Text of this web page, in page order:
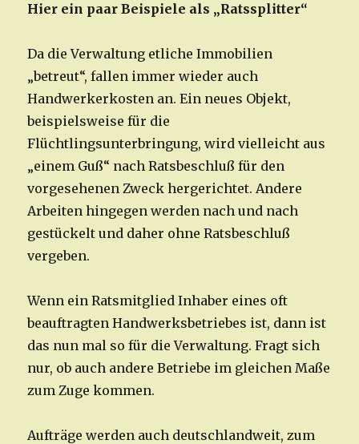
Hier ein paar Beispiele als „Ratssplitter“
Da die Verwaltung etliche Immobilien
„betreut“, fallen immer wieder auch
Handwerkerkosten an. Ein neues Objekt,
beispielsweise für die
Flüchtlingsunterbringung, wird vielleicht aus
„einem Guß“ nach Ratsbeschluß für den
vorgesehenen Zweck hergerichtet. Andere
Arbeiten hingegen werden nach und nach
gestückelt und daher ohne Ratsbeschluß
vergeben.
Wenn ein Ratsmitglied Inhaber eines oft
beauftragten Handwerksbetriebes ist, dann ist
das nun mal so für die Verwaltung. Fragt sich
nur, ob auch andere Betriebe im gleichen Maße
zum Zuge kommen.
Aufträge werden auch deutschlandweit, zum